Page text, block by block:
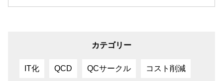
カテゴリー
IT化 QCD QCサークル コスト削減